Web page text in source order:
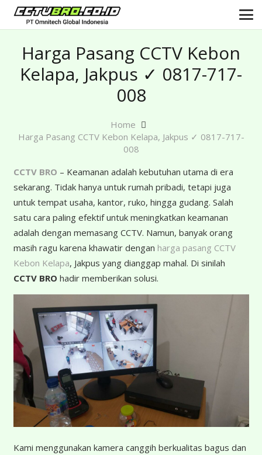
Harga Pasang CCTV Kebon
Kelapa, Jakpus ✓ 0817-717-
008
Home
Harga Pasang CCTV Kebon Kelapa, Jakpus ✓ 0817-717-
008
CCTV BRO – Keamanan adalah kebutuhan utama di era
sekarang. Tidak hanya untuk rumah pribadi, tetapi juga
untuk tempat usaha, kantor, ruko, hingga gudang. Salah
satu cara paling efektif untuk meningkatkan keamanan
adalah dengan memasang CCTV. Namun, banyak orang
masih ragu karena khawatir dengan harga pasang CCTV
Kebon Kelapa, Jakpus yang dianggap mahal. Di sinilah
CCTV BRO hadir memberikan solusi.
Kami menggunakan kamera canggih berkualitas bagus dan